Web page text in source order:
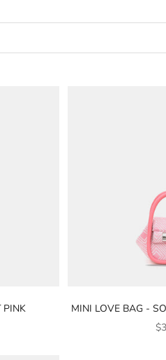
PINK
MINI LOVE BAG -